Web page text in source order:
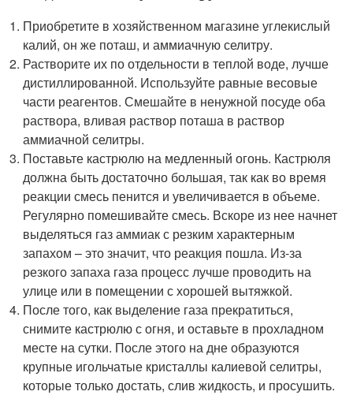
Приобретите в хозяйственном магазине углекислый
калий, он же поташ, и аммиачную селитру.
Растворите их по отдельности в теплой воде, лучше
дистиллированной. Используйте равные весовые
части реагентов. Смешайте в ненужной посуде оба
раствора, вливая раствор поташа в раствор
аммиачной селитры.
Поставьте кастрюлю на медленный огонь. Кастрюля
должна быть достаточно большая, так как во время
реакции смесь пенится и увеличивается в объеме.
Регулярно помешивайте смесь. Вскоре из нее начнет
выделяться газ аммиак с резким характерным
запахом – это значит, что реакция пошла. Из-за
резкого запаха газа процесс лучше проводить на
улице или в помещении с хорошей вытяжкой.
После того, как выделение газа прекратиться,
снимите кастрюлю с огня, и оставьте в прохладном
месте на сутки. После этого на дне образуются
крупные игольчатые кристаллы калиевой селитры,
которые только достать, слив жидкость, и просушить.